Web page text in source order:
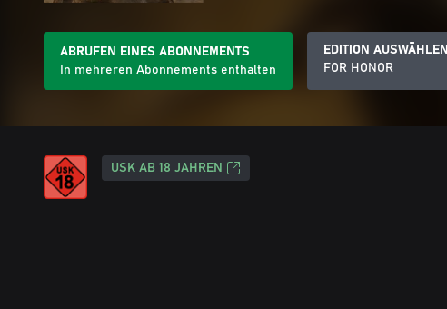
ABRUFEN EINES ABONNEMENTS
In mehreren Abonnements enthalten
EDITION AUSWÄHLEN
FOR HONOR
USK AB 18 JAHREN